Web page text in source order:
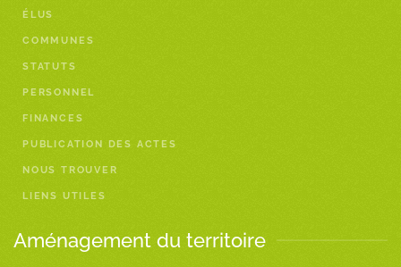
ÉLUS
COMMUNES
STATUTS
PERSONNEL
FINANCES
PUBLICATION DES ACTES
NOUS TROUVER
LIENS UTILES
Aménagement du territoire